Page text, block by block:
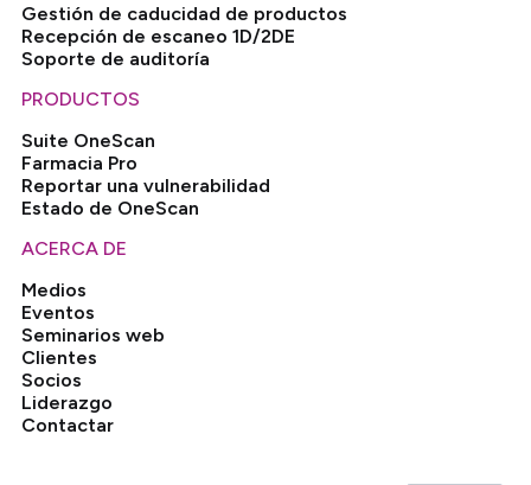
Gestión de caducidad de productos
Recepción de escaneo 1D/2DE
Soporte de auditoría
PRODUCTOS
Suite OneScan
Farmacia Pro
Reportar una vulnerabilidad
Estado de OneScan
ACERCA DE
Medios
Eventos
Seminarios web
Clientes
Socios
Liderazgo
Contactar